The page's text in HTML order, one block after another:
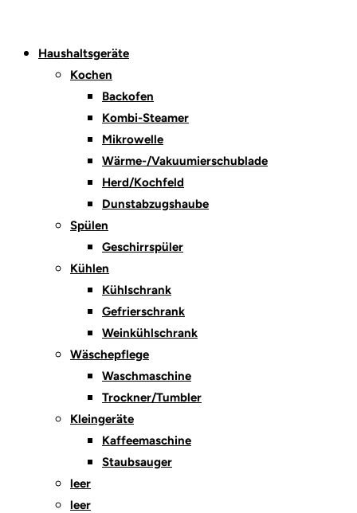
Haushaltsgeräte
Kochen
Backofen
Kombi-Steamer
Mikrowelle
Wärme-/Vakuumierschublade
Herd/Kochfeld
Dunstabzugshaube
Spülen
Geschirrspüler
Kühlen
Kühlschrank
Gefrierschrank
Weinkühlschrank
Wäschepflege
Waschmaschine
Trockner/Tumbler
Kleingeräte
Kaffeemaschine
Staubsauger
leer
leer